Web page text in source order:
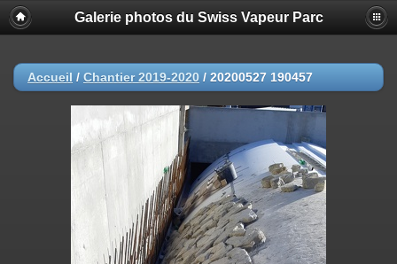
Galerie photos du Swiss Vapeur Parc
Accueil / Chantier 2019-2020 / 20200527 190457